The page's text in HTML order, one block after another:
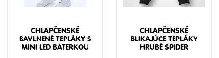
CHLAPČENSKÉ
BAVLNENÉ TEPLÁKY S
MINI LED BATERKOU
CHLAPČENSKÉ
BLIKAJÚCE TEPLÁKY
HRUBÉ SPIDER